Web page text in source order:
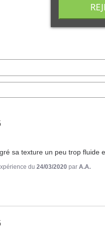
sa texture un peu trop fluide
du 24/03/2020 par A.A.